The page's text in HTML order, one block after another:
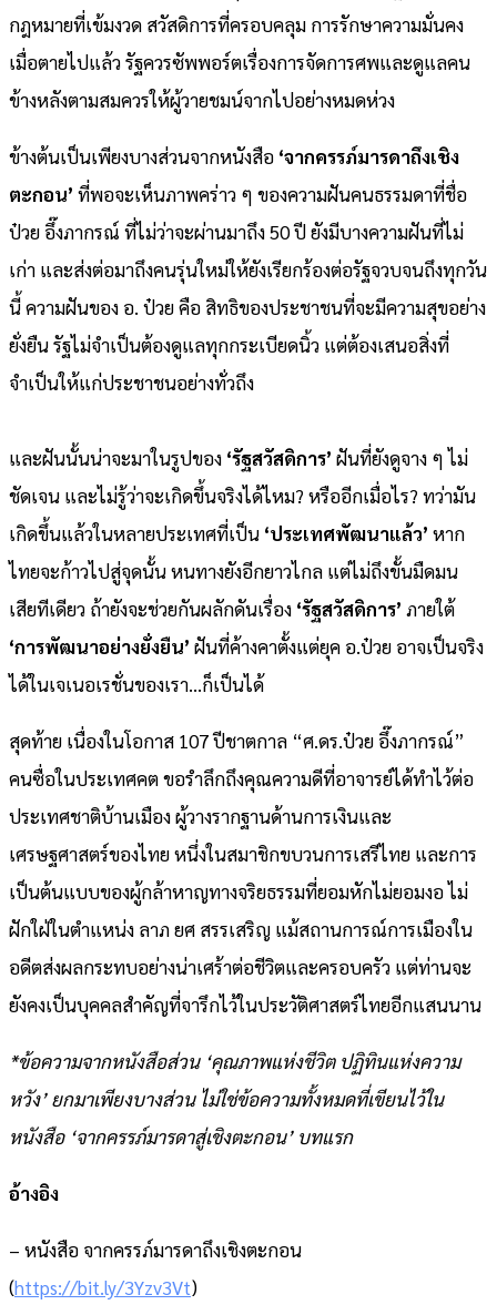
กฎหมายที่เข้มงวด สวัสดิการที่ครอบคลุม การรักษาความมั่นคง
เมื่อตายไปแล้ว รัฐควรซัพพอร์ตเรื่องการจัดการศพและดูแลคน
ข้างหลังตามสมควรให้ผู้วายชมน์จากไปอย่างหมดห่วง
ข้างต้นเป็นเพียงบางส่วนจากหนังสือ ‘จากครรภ์มารดาถึงเชิง
ตะกอน’ ที่พอจะเห็นภาพคร่าว ๆ ของความฝันคนธรรมดาที่ชื่อ
ป๋วย อึ๊งภากรณ์ ที่ไม่ว่าจะผ่านมาถึง 50 ปี ยังมีบางความฝันที่ไม่
เก่า และส่งต่อมาถึงคนรุ่นใหม่ให้ยังเรียกร้องต่อรัฐจวบจนถึงทุกวัน
นี้ ความฝันของ อ. ป๋วย คือ สิทธิของประชาชนที่จะมีความสุขอย่าง
ยั่งยืน รัฐไม่จำเป็นต้องดูแลทุกกระเบียดนิ้ว แต่ต้องเสนอสิ่งที่
จำเป็นให้แก่ประชาชนอย่างทั่วถึง
และฝันนั้นน่าจะมาในรูปของ ‘รัฐสวัสดิการ’ ฝันที่ยังดูจาง ๆ ไม่
ชัดเจน และไม่รู้ว่าจะเกิดขึ้นจริงได้ไหม? หรืออีกเมื่อไร? ทว่ามัน
เกิดขึ้นแล้วในหลายประเทศที่เป็น ‘ประเทศพัฒนาแล้ว’ หาก
ไทยจะก้าวไปสู่จุดนั้น หนทางยังอีกยาวไกล แต่ไม่ถึงขั้นมืดมน
เสียทีเดียว ถ้ายังจะช่วยกันผลักดันเรื่อง ‘รัฐสวัสดิการ’ ภายใต้
‘การพัฒนาอย่างยั่งยืน’ ฝันที่ค้างคาตั้งแต่ยุค อ.ป๋วย อาจเป็นจริง
ได้ในเจเนอเรชั่นของเรา…ก็เป็นได้
สุดท้าย เนื่องในโอกาส 107 ปีชาตกาล “ศ.ดร.ป๋วย อึ๊งภากรณ์”
คนซื่อในประเทศคต ขอรำลึกถึงคุณความดีที่อาจารย์ได้ทำไว้ต่อ
ประเทศชาติบ้านเมือง ผู้วางรากฐานด้านการเงินและ
เศรษฐศาสตร์ของไทย หนึ่งในสมาชิกขบวนการเสรีไทย และการ
เป็นต้นแบบของผู้กล้าหาญทางจริยธรรมที่ยอมหักไม่ยอมงอ ไม่
ฝักใฝ่ในตำแหน่ง ลาภ ยศ สรรเสริญ แม้สถานการณ์การเมืองใน
อดีตส่งผลกระทบอย่างน่าเศร้าต่อชีวิตและครอบครัว แต่ท่านจะ
ยังคงเป็นบุคคลสำคัญที่จารึกไว้ในประวัติศาสตร์ไทยอีกแสนนาน
*ข้อความจากหนังสือส่วน ‘คุณภาพแห่งชีวิต ปฏิทินแห่งความ
หวัง’ ยกมาเพียงบางส่วน ไม่ใช่ข้อความทั้งหมดที่เขียนไว้ใน
หนังสือ ‘จากครรภ์มารดาสู่เชิงตะกอน’ บทแรก
อ้างอิง
– หนังสือ จากครรภ์มารดาถึงเชิงตะกอน
(https://bit.ly/3Yzv3Vt)